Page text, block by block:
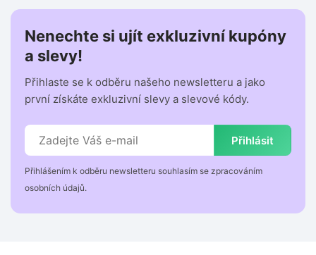
Nenechte si ujít exkluzivní kupóny
a slevy!
Přihlaste se k odběru našeho newsletteru a jako
první získáte exkluzivní slevy a slevové kódy.
Přihlásit
Přihlášením k odběru newsletteru souhlasím se zpracováním
osobních údajů.